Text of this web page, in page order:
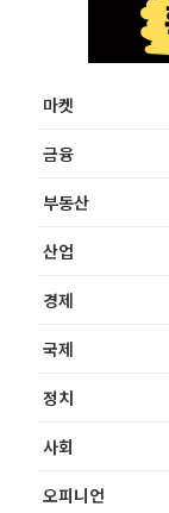
마켓
금융
부동산
산업
경제
국제
정치
사회
오피니언